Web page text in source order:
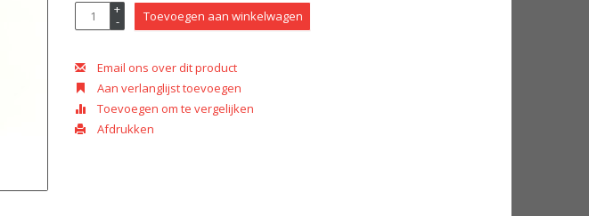
+
- Toevoegen aan winkelwagen
Email ons over dit product
Aan verlanglijst toevoegen
Toevoegen om te vergelijken
Afdrukken